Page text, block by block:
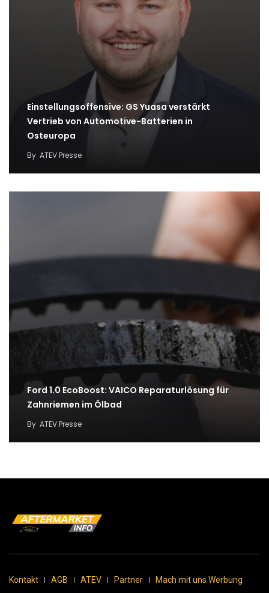
Einstellungsoffensive: GS Yuasa verstärkt
Vertrieb von Automotive-Batterien in
Osteuropa
By ATEV Presse
Ford 1.0 EcoBoost: VAICO Reparaturlösung für
Zahnriemen im Ölbad
By ATEV Presse
Kontakt AGB ATEV Partner
Mach mit uns Werbung